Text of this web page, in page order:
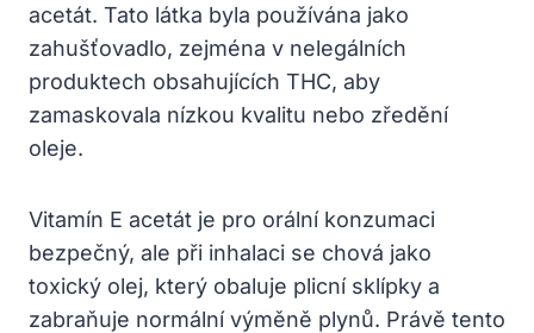
acetát. Tato látka byla používána jako
zahušťovadlo, zejména v nelegálních
produktech obsahujících THC, aby
zamaskovala nízkou kvalitu nebo zředění
oleje.
Vitamín E acetát je pro orální konzumaci
bezpečný, ale při inhalaci se chová jako
toxický olej, který obaluje plicní sklípky a
zabraňuje normální výměně plynů. Právě tento